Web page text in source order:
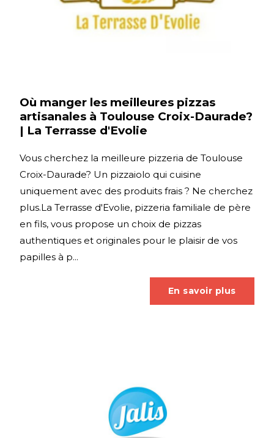
Où manger les meilleures pizzas
artisanales à Toulouse Croix-Daurade?
| La Terrasse d'Evolie
Vous cherchez la meilleure pizzeria de Toulouse
Croix-Daurade? Un pizzaiolo qui cuisine
uniquement avec des produits frais ? Ne cherchez
plus.La Terrasse d'Evolie, pizzeria familiale de père
en fils, vous propose un choix de pizzas
authentiques et originales pour le plaisir de vos
papilles à p...
En savoir plus